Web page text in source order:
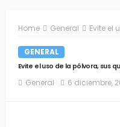
Home General Evite el
GENERAL
Evite el uso de la pólvora, sus
General 6 diciembre,